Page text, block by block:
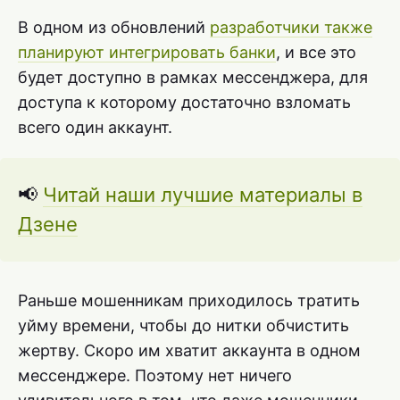
В одном из обновлений разработчики также
планируют интегрировать банки, и все это
будет доступно в рамках мессенджера, для
доступа к которому достаточно взломать
всего один аккаунт.
📢 Читай наши лучшие материалы в
Дзене
Раньше мошенникам приходилось тратить
уйму времени, чтобы до нитки обчистить
жертву. Скоро им хватит аккаунта в одном
мессенджере. Поэтому нет ничего